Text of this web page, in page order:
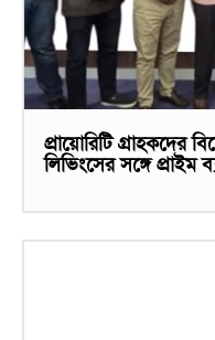
প্রায়োরিটি গ্রাহকদের
লিভিংসের সঙ্গে প্রাইম